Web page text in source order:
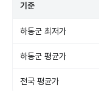
기준
하동군 최저가
하동군 평균가
전국 평균가